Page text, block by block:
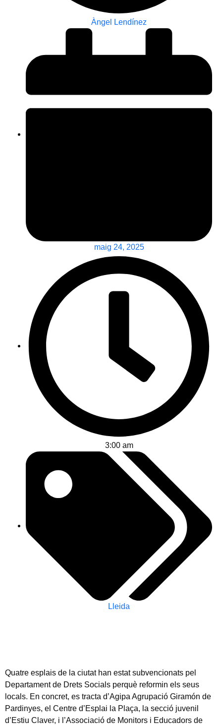
Àngel Lendínez
maig 24, 2025
3:00 am
Lleida
Quatre esplais de la ciutat han estat subvencionats pel
Departament de Drets Socials perquè reformin els seus
locals. En concret, es tracta d’Agipa Agrupació Giramón de
Pardinyes, el Centre d’Esplai la Plaça, la secció juvenil
d’Estiu Claver, i l’Associació de Monitors i Educadors de